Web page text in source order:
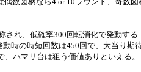
れ、低確率300回転消化で発動する
時の時短回数は450回で、大当り期
ハマリ台は狙う価値ありといえる。